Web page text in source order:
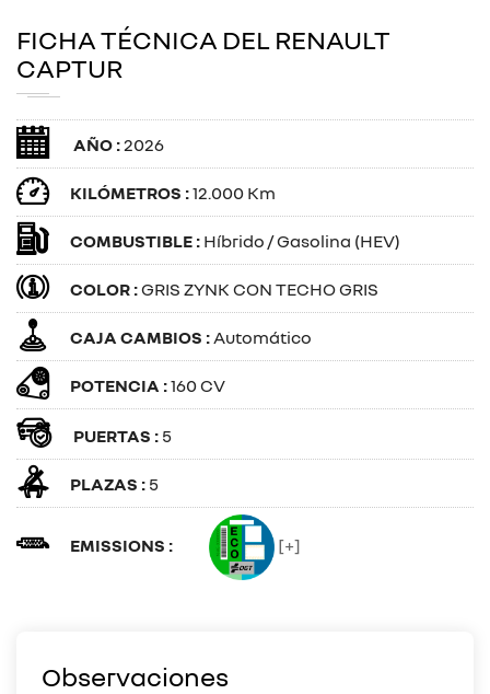
FICHA TÉCNICA DEL RENAULT
CAPTUR
AÑO :2026
KILÓMETROS :12.000 Km
COMBUSTIBLE : Híbrido / Gasolina (HEV)
COLOR :GRIS ZYNK CON TECHO GRIS
CAJA CAMBIOS :Automático
POTENCIA :160 CV
PUERTAS : 5
PLAZAS : 5
EMISSIONS : [+]
Observaciones